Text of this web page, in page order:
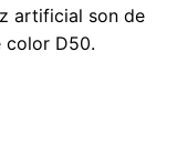
artificial son de
color D50.